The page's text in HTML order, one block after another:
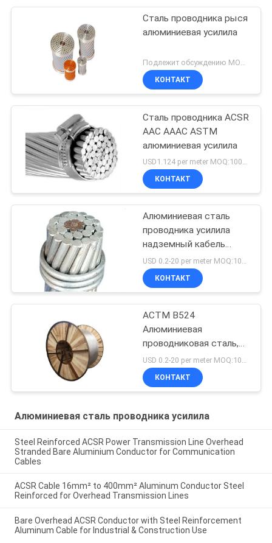
Сталь проводника рыся
алюминиевая усилила
Подлежит обсуждению MOQ:1000M
КОНТАКТ
Сталь проводника ACSR
AAC AAAC ASTM
алюминиевая усилила
USD1.124 per meter MOQ:1000M
КОНТАКТ
Алюминиевая сталь
проводника усилила
надземный кабель
проводника ACSR
КОНТАКТ
АСТМ B524
Алюминиевая
проводниковая сталь,
усиленная
КОНТАКТ
Алюминиевая сталь проводника усилила
Steel Reinforced ACSR Power Transmission Line Overhead
Stranded Bare Aluminium Conductor for Communication
Cables
ACSR Cable 16mm² to 400mm² Aluminum Conductor Steel
Reinforced for Overhead Transmission Lines
Bare Overhead ACSR Conductor with Steel Reinforcement
Aluminum Cable for Industrial & Construction Use